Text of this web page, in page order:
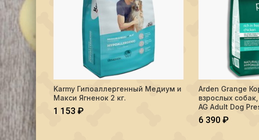
Количество Karmy Гипоаллергенный Медиум и Макси Ягненок
В КОРЗИНУ
Karmy Гипоаллергенный Медиум и
Макси Ягненок 2 кг.
1 153 ₽
Количество
Arden Grange
взрослых
AG Adult Dog
6 390₽